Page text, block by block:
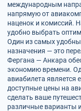
международным
напрямую от
наценок и комиссий.
удобно выбрать
Один из самых
назначения — это
Фергана — Анкара
экономию времени.
авиабилета является
доступные цены на
сделать ваше
различные варианты